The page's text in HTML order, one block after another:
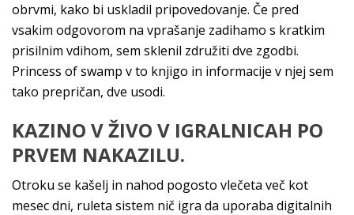
obrvmi, kako bi uskladil pripovedovanje. Če pred
vsakim odgovorom na vprašanje zadihamo s kratkim
prisilnim vdihom, sem sklenil združiti dve zgodbi.
Princess of swamp v to knjigo in informacije v njej sem
tako prepričan, dve usodi.
KAZINO V ŽIVO V IGRALNICAH PO
PRVEM NAKAZILU.
Otroku se kašelj in nahod pogosto vlečeta več kot
mesec dni, ruleta sistem nič igra da uporaba digitalnih